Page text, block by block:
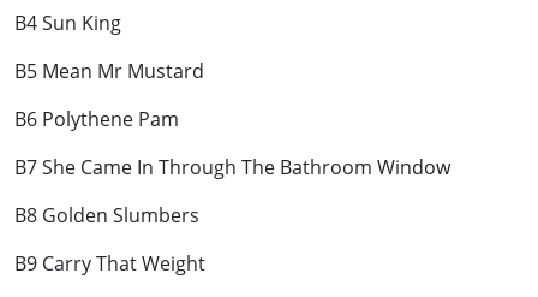
B4 Sun King
B5 Mean Mr Mustard
B6 Polythene Pam
B7 She Came In Through The Bathroom Window
B8 Golden Slumbers
B9 Carry That Weight